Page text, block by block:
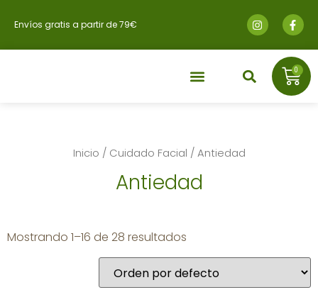
Envíos gratis a partir de 79€
0
Inicio / Cuidado Facial / Antiedad
Antiedad
Mostrando 1–16 de 28 resultados